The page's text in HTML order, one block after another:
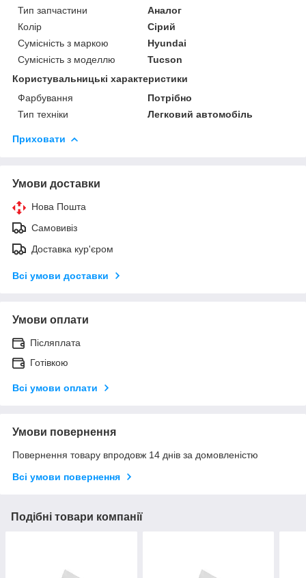
Тип запчастини
Аналог
Колір
Сірий
Сумісність з маркою
Hyundai
Сумісність з моделлю
Tucson
Користувальницькі характеристики
Фарбування
Потрібно
Тип техніки
Легковий автомобіль
Приховати
Умови доставки
Нова Пошта
Самовивіз
Доставка кур'єром
Всі умови доставки
Умови оплати
Післяплата
Готівкою
Всі умови оплати
Умови повернення
Повернення товару впродовж 14 днів за домовленістю
Всі умови повернення
Подібні товари компанії